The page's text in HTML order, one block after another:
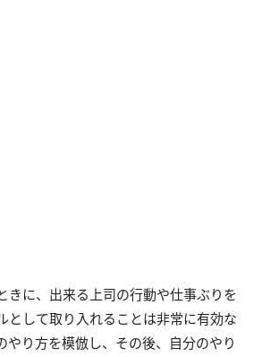
きに、出来る上司の行動や仕事ぶりを
として取り入れることは非常に有効な
やり方を模倣し、その後、自分のやり